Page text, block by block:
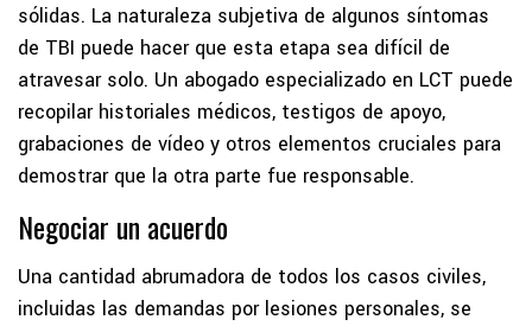
sólidas. La naturaleza subjetiva de algunos síntomas
de TBI puede hacer que esta etapa sea difícil de
atravesar solo. Un abogado especializado en LCT puede
recopilar historiales médicos, testigos de apoyo,
grabaciones de vídeo y otros elementos cruciales para
demostrar que la otra parte fue responsable.
Negociar un acuerdo
Una cantidad abrumadora de todos los casos civiles,
incluidas las demandas por lesiones personales, se